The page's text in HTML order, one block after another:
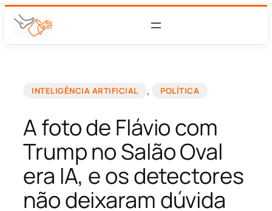
INTELIGÊNCIA ARTIFICIAL , POLÍTICA
A foto de Flávio com
Trump no Salão Oval
era IA, e os detectores
não deixaram dúvida